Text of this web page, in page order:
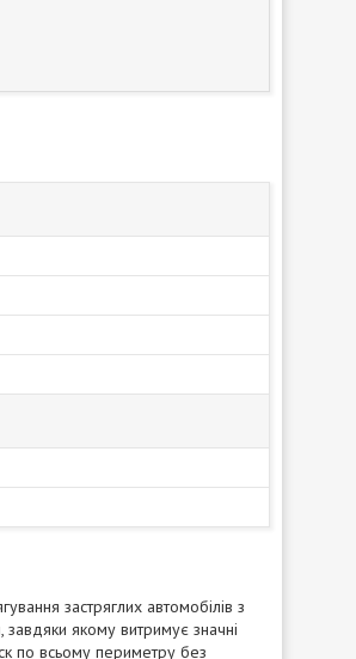
застряглих автомобілів з
якому витримує значні
по всьому периметру без